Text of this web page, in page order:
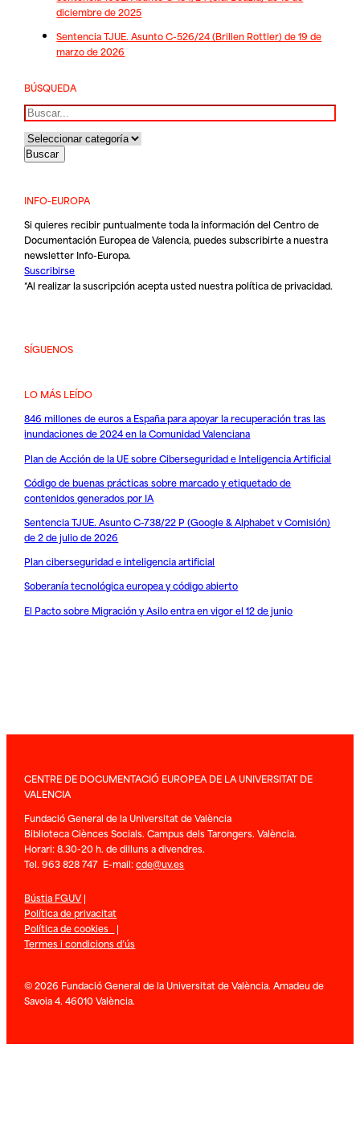
diciembre de 2025
Sentencia TJUE. Asunto C-526/24 (Brillen Rottler) de 19 de
marzo de 2026
BÚSQUEDA
Buscar
INFO-EUROPA
Si quieres recibir puntualmente toda la información del Centro de
Documentación Europea de Valencia, puedes subscribirte a nuestra
newsletter Info-Europa.
Suscribirse
*Al realizar la suscripción acepta usted nuestrapolítica de privacidad.
SÍGUENOS
LO MÁS LEÍDO
846 millones de euros a España para apoyar la recuperación tras las
inundaciones de 2024 en la Comunidad Valenciana
Plan de Acción de la UE sobre Ciberseguridad e Inteligencia Artificial
Código de buenas prácticas sobre marcado y etiquetado de
contenidos generados por IA
Sentencia TJUE. Asunto C-738/22 P (Google & Alphabet v Comisión)
de 2 de julio de 2026
Plan ciberseguridad e inteligencia artificial
Soberanía tecnológica europea y código abierto
El Pacto sobre Migración y Asilo entra en vigor el 12 de junio
CENTRE DE DOCUMENTACIÓ EUROPEA DE LA UNIVERSITAT DE
VALENCIA
Fundació General de la Universitat de València
Biblioteca Ciènces Socials. Campus dels Tarongers. València.
Horari: 8.30-20 h. de dilluns a divendres.
Tel. 963 828 747 E-mail:cde@uv.es
Bústia FGUV|
Política de privacitat
Política de cookies |
Termes i condicions d’ús
© 2026 Fundació General de la Universitat de València. Amadeu de
Savoia 4. 46010 València.